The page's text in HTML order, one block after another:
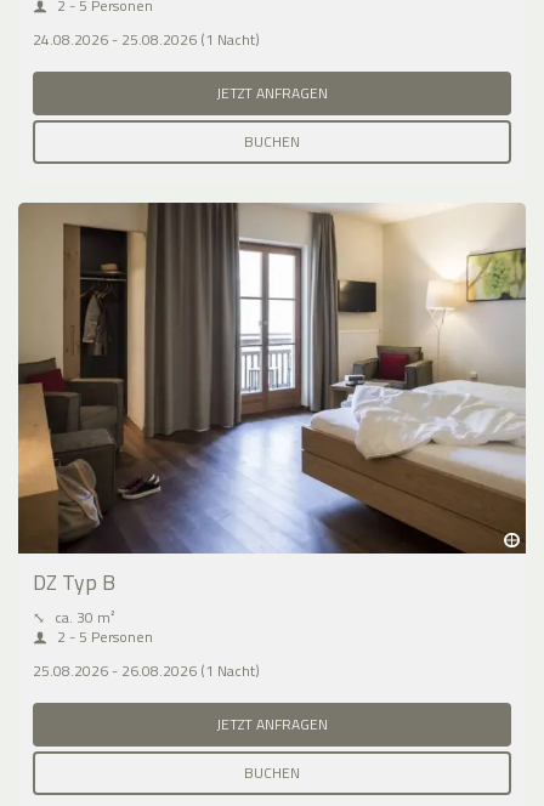
2 - 5 Personen
24.08.2026 - 25.08.2026 (1 Nacht)
JETZT ANFRAGEN
BUCHEN
DZ Typ B
⤡ ca. 30 m²
2 - 5 Personen
25.08.2026 - 26.08.2026 (1 Nacht)
JETZT ANFRAGEN
BUCHEN